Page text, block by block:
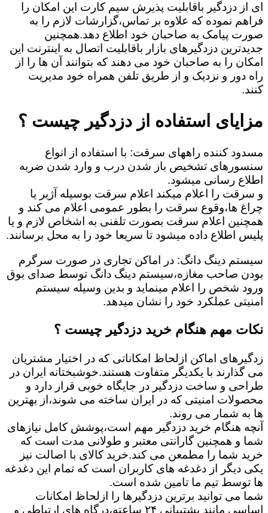
ای از دزدگیر باقابلیت پذیرش سیم کارت این امکان را
فراهم نموده که علاوه بر تماس،گزارشات لازم را به
صورت پیامک به صاحبان خود اطلاع دهد.همچنین
جدیدترین دزدگیرهای بازار باقابلیت اتصال به اینترنت این
امکان را به صاحبان خود می دهند که بتوانند آن ها را از
راه دور و نزدیک و از طریق تلفن همراه خود مدیریت
کنند.
مزایای استفاده از دزدگیر چیست ؟
مسدود کننده راههای سرقت: با استفاده از انواع
سنسورهای تشخیص باز شدن درب و وارد شدن ضربه
اطلاع رسانی میشود.
و سرقت را اعلام میکند اعلام سرقت بوسیله آژیر یا
چراغ ها،وقوع سرقت را بطور عمومی اعلام می کند و
همچنین اعلام سرقت بصورت تلفنی به اشخاص لازم و یا
پلیس اطلاع داده میشود تا سریعا خود را به محل برسانند.
سیستم دینگ دانگ: در اماکن تجاری در صورت سرگرم
بودن صاحب مغازه،سیستم دینگ دانگ توسط صدای بوق
ورود شخص را اعلام مینماید و بدین وسیله سیستم
امنیتی عملکرد خود را نشان میدهد.
نکات مهم هنگام خرید دزدگیر چیست ؟
زدگیرهای اماکن ازلحاظ امکاناتی که در اختیار مشتریان
می گذارند با یکدیگر متفاوت هستند.خوشبختانه ایران در
طراحی و ساخت دزدگیر در جایگاه خوبی قرار دارد و
محصولات امنیتی که در ایران ساخته می شوند،از بهترین
ها به شمار می روند.
آنچه هنگام خرید دزدگیر مهم است،پوشش کامل نیازهای
شما و همچنین گارانتی معتبر و طولانی مدت است که
خرید شما را مطمعن می کند.خرید کالای با اصالت نیز
یکی دیگر از دغدغه های کاربران است که تمام این دغدغه
ها توسط تیم ما تامین شده است.
شما می توانید برترین دزدگیرها را ازلحاظ امکانات
اساسی مانند پشتیبانی ۲۴ ساعته،درگاه های ارتباطی و